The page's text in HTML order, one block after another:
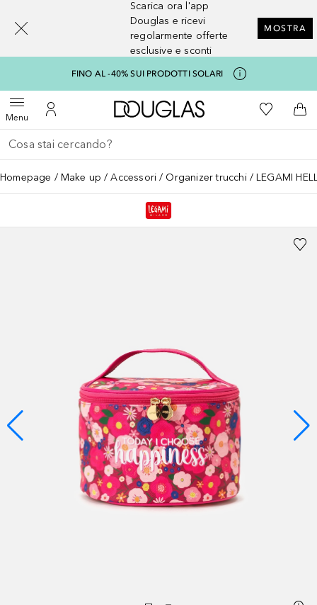
Scarica ora l'app
Douglas e ricevi
regolarmente offerte
esclusive e sconti
MOSTRA
FINO AL -40% SUI PRODOTTI SOLARI
MenuApri menuAl Mio Account
A Douglas HomeAlla Mia
Al
Torna indietro
Esegui ricerca
Homepage Make up Accessori Organizer trucchi LEGAMI
[navigation.slideout.screenreader]